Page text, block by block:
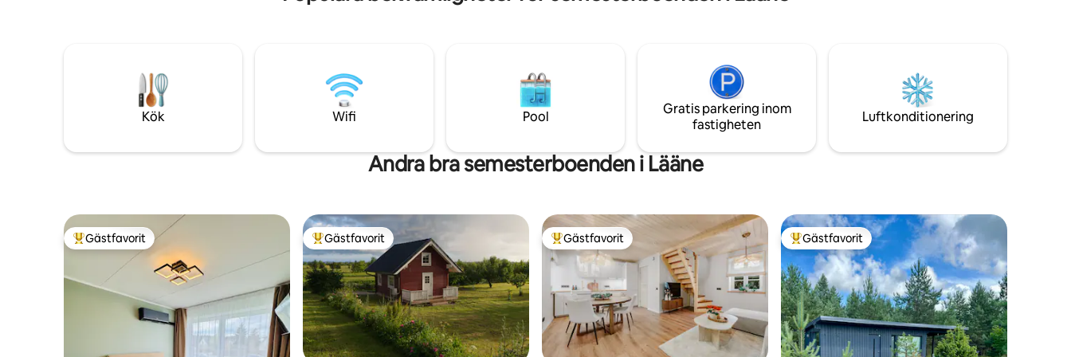
bubbelparty. Rustik unik ekbastu och
morgonen trycker du bara på Jura
högkvalitativa espressomaskin och
njuter av din dryck! Du är så välkommen!
Kök Wifi Pool
Gratis parkering inom
fastigheten
Luftkonditionering
Andra bra semesterboenden i Lääne
Populär gästfavorit
Gästfavorit Populär gästfavorit
Gästfavorit Populär gästfavorit
Gästfavorit Populär gästfavorit
Gästfavorit